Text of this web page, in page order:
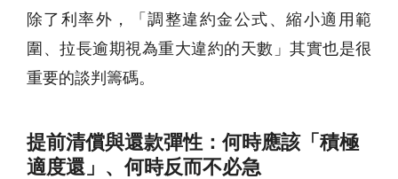
除了利率外，「調整違約金公式、縮小適用範
圍、拉長逾期視為重大違約的天數」其實也是很
重要的談判籌碼。
提前清償與還款彈性：何時應該「積極
適度還」、何時反而不必急